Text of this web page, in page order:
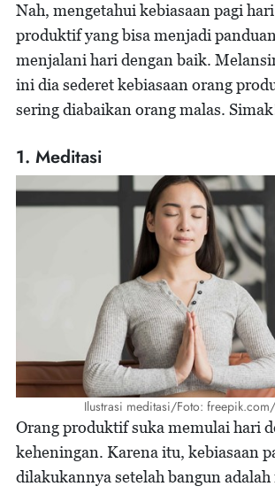
Nah, mengetahui kebiasaan pagi
produktif yang bisa menjadi
menjalani hari dengan baik.
ini dia sederet kebiasaan orang
sering diabaikan orang malas.
1. Meditasi
Ilustrasi meditasi/Foto:
Orang produktif suka memulai hari
keheningan. Karena itu, kebiasaan
dilakukannya setelah bangun